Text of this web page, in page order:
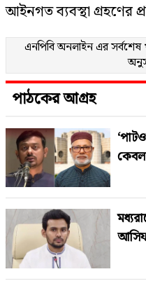
আইনগত ব্যবস্থা গ্রহণের
এনপিবি অনলাইন এর
পাঠকের আগ্রহ